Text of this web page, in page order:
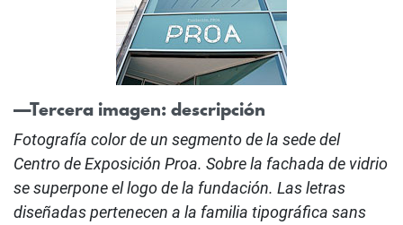
—Tercera imagen: descripción
Fotografía color de un segmento de la sede del
Centro de Exposición Proa. Sobre la fachada de vidrio
se superpone el logo de la fundación. Las letras
diseñadas pertenecen a la familia tipográfica sans